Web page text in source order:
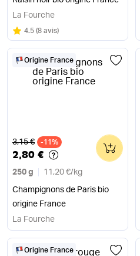
La Fourche
Note
4.5 sur 5
(8 avis)
Origine France
Ancien prix
3,15 € -11%
2,80 €
250 g 11,20 €/ kg
Champignons de Paris bio
origine France
0
La Fourche
Origine France